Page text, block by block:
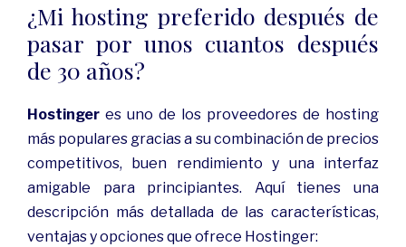
¿Mi hosting preferido después de
pasar por unos cuantos después
de 30 años?
Hostinger es uno de los proveedores de hosting
más populares gracias a su combinación de precios
competitivos, buen rendimiento y una interfaz
amigable para principiantes. Aquí tienes una
descripción más detallada de las características,
ventajas y opciones que ofrece Hostinger: